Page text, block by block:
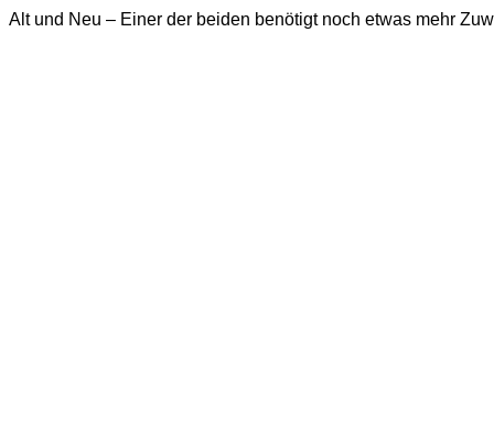
Alt und Neu – Einer der beiden benötigt noch etwas mehr